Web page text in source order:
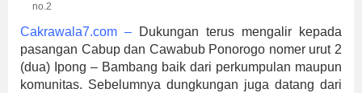
no.2
Cakrawala7.com – Dukungan terus mengalir kepada
pasangan Cabup dan Cawabub Ponorogo nomer urut 2
(dua) Ipong – Bambang baik dari perkumpulan maupun
komunitas. Sebelumnya dungkungan juga datang dari